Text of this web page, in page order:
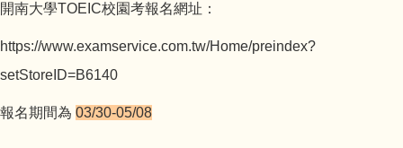
開南大學TOEIC校園考報名網址：
https://www.examservice.com.tw/Home/preindex?
setStoreID=B6140
報名期間為 03/30-05/08